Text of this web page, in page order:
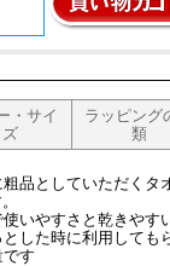
・サイ
ズ
ラッピング
類
品としていただくタ
いやすさと乾きやす
した時に利用しても
す